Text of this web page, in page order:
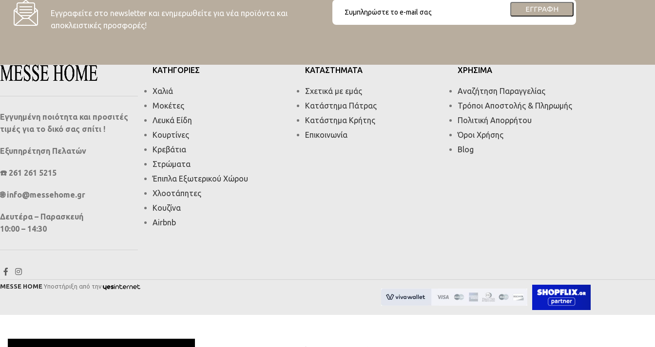
Εγγραφείτε στο newsletter και ενημερωθείτε για νέα προϊόντα και
αποκλειστικές προσφορές!
ΕΓΓΡΑΦΉ
Εγγυημένη ποιότητα και προσιτές
τιμές για το δικό σας σπίτι !
Εξυπηρέτηση Πελατών
☎️ 261 261 5215
🌐 info@messehome.gr
Δευτέρα – Παρασκευή
10:00 – 14:30
ΚΑΤΗΓΟΡΙΕΣ
Χαλιά
Μοκέτες
Λευκά Είδη
Κουρτίνες
Κρεβάτια
Στρώματα
Έπιπλα Εξωτερικού Χώρου
Χλοοτάπητες
Κουζίνα
Airbnb
ΚΑΤΑΣΤΗΜΑΤΑ
Σχετικά με εμάς
Κατάστημα Πάτρας
Κατάστημα Κρήτης
Επικοινωνία
ΧΡΗΣΙΜΑ
Αναζήτηση Παραγγελίας
Τρόποι Αποστολής & Πληρωμής
Πολιτική Απορρήτου
Όροι Χρήσης
Blog
MESSE HOME Υποστήριξη από την